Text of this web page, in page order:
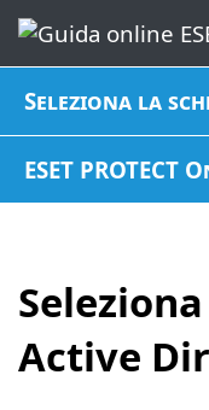
Seleziona la
ESET PROTECT
Active